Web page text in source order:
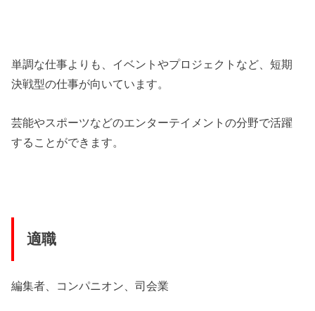
単調な仕事よりも、イベントやプロジェクトなど、短期
決戦型の仕事が向いています。
芸能やスポーツなどのエンターテイメントの分野で活躍
することができます。
適職
編集者、コンパニオン、司会業